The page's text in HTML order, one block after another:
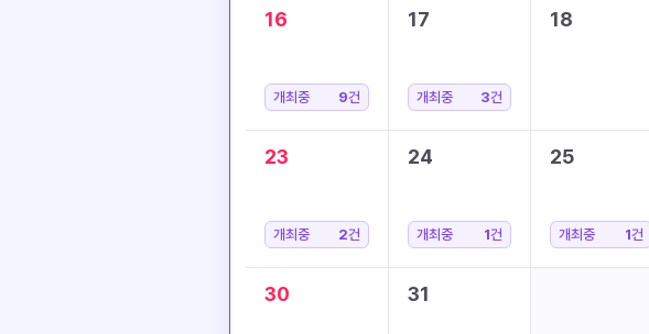
16
개최중 9건
17
개최중 3건
18
23
개최중 2건
24
개최중 1건
25
개최중 1건
30 31